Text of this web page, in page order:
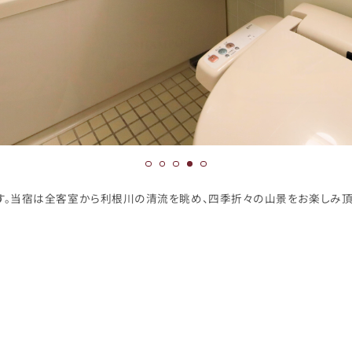
。当宿は全客室から利根川の清流を眺め、四季折々の山景をお楽しみ頂